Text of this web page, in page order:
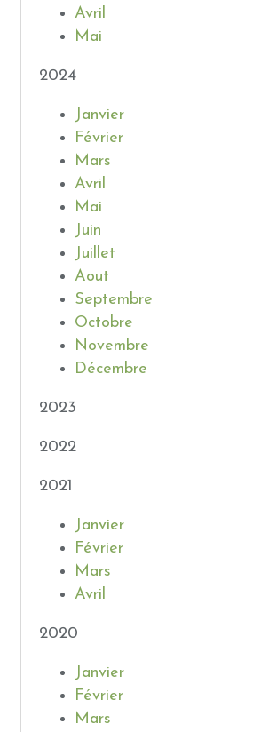
Avril
Mai
2024
Janvier
Février
Mars
Avril
Mai
Juin
Juillet
Aout
Septembre
Octobre
Novembre
Décembre
2023
2022
2021
Janvier
Février
Mars
Avril
2020
Janvier
Février
Mars